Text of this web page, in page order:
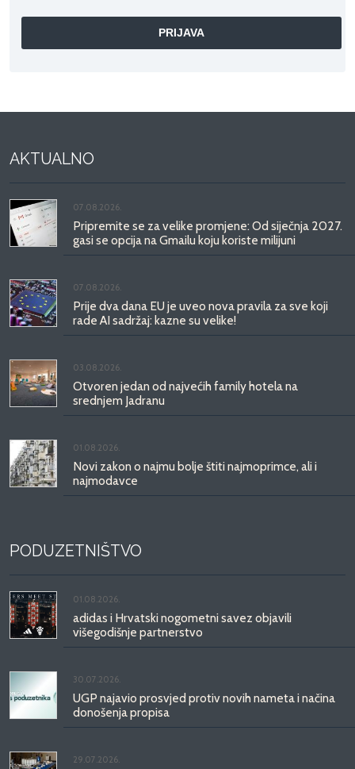
AKTUALNO
07.08.2026.
Pripremite se za velike promjene: Od siječnja 2027.
gasi se opcija na Gmailu koju koriste milijuni
07.08.2026.
Prije dva dana EU je uveo nova pravila za sve koji
rade AI sadržaj: kazne su velike!
03.08.2026.
Otvoren jedan od najvećih family hotela na
srednjem Jadranu
01.08.2026.
Novi zakon o najmu bolje štiti najmoprimce, ali i
najmodavce
PODUZETNIŠTVO
01.08.2026.
adidas i Hrvatski nogometni savez objavili
višegodišnje partnerstvo
30.07.2026.
UGP najavio prosvjed protiv novih nameta i načina
donošenja propisa
29.07.2026.